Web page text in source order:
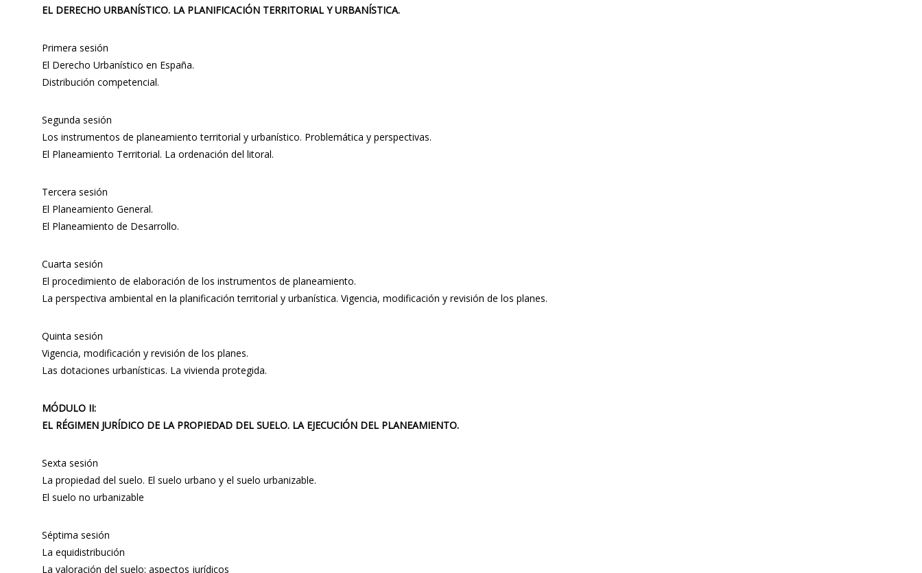
EL DERECHO URBANÍSTICO. LA PLANIFICACIÓN TERRITORIAL Y URBANÍSTICA.
Primera sesión
El Derecho Urbanístico en España.
Distribución competencial.
Segunda sesión
Los instrumentos de planeamiento territorial y urbanístico. Problemática y perspectivas.
El Planeamiento Territorial. La ordenación del litoral.
Tercera sesión
El Planeamiento General.
El Planeamiento de Desarrollo.
Cuarta sesión
El procedimiento de elaboración de los instrumentos de planeamiento.
La perspectiva ambiental en la planificación territorial y urbanística. Vigencia, modificación y revisión de los planes.
Quinta sesión
Vigencia, modificación y revisión de los planes.
Las dotaciones urbanísticas. La vivienda protegida.
MÓDULO II:
EL RÉGIMEN JURÍDICO DE LA PROPIEDAD DEL SUELO. LA EJECUCIÓN DEL PLANEAMIENTO.
Sexta sesión
La propiedad del suelo. El suelo urbano y el suelo urbanizable.
El suelo no urbanizable
Séptima sesión
La equidistribución
La valoración del suelo: aspectos jurídicos